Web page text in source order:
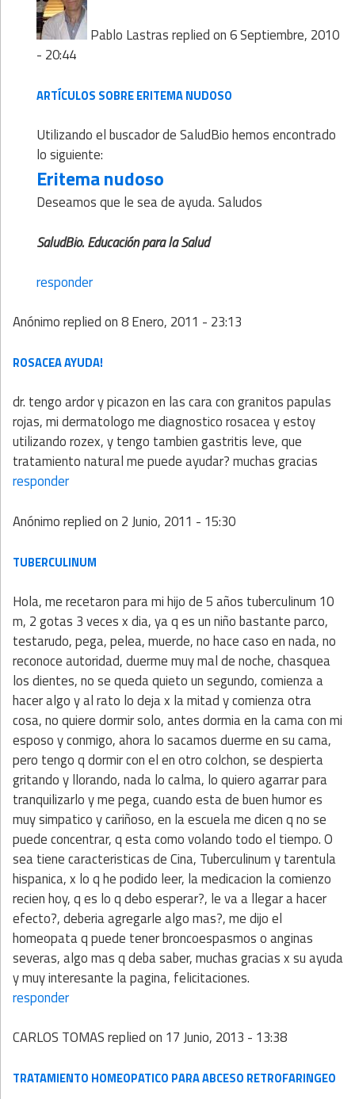
Pablo Lastrasreplied on6 Septiembre, 2010
- 20:44
ARTÍCULOS SOBRE ERITEMA NUDOSO
Utilizando el buscador de SaludBio hemos encontrado
lo siguiente:
Eritema nudoso
Deseamos que le sea de ayuda. Saludos
SaludBio. Educación para la Salud
responder
Anónimoreplied on8 Enero, 2011 - 23:13
ROSACEA AYUDA!
dr. tengo ardor y picazon en las cara con granitos papulas
rojas, mi dermatologo me diagnostico rosacea y estoy
utilizando rozex, y tengo tambien gastritis leve, que
tratamiento natural me puede ayudar? muchas gracias
responder
Anónimoreplied on 2 Junio, 2011 - 15:30
TUBERCULINUM
Hola, me recetaron para mi hijo de 5 años tuberculinum 10
m, 2 gotas 3 veces x dia, ya q es un niño bastante parco,
testarudo, pega, pelea, muerde, no hace caso en nada, no
reconoce autoridad, duerme muy mal de noche, chasquea
los dientes, no se queda quieto un segundo, comienza a
hacer algo y al rato lo deja x la mitad y comienza otra
cosa, no quiere dormir solo, antes dormia en la cama con mi
esposo y conmigo, ahora lo sacamos duerme en su cama,
pero tengo q dormir con el en otro colchon, se despierta
gritando y llorando, nada lo calma, lo quiero agarrar para
tranquilizarlo y me pega, cuando esta de buen humor es
muy simpatico y cariñoso, en la escuela me dicen q no se
puede concentrar, q esta como volando todo el tiempo. O
sea tiene caracteristicas de Cina, Tuberculinum y tarentula
hispanica, x lo q he podido leer, la medicacion la comienzo
recien hoy, q es lo q debo esperar?, le va a llegar a hacer
efecto?, deberia agregarle algo mas?, me dijo el
homeopata q puede tener broncoespasmos o anginas
severas, algo mas q deba saber, muchas gracias x su ayuda
y muy interesante la pagina, felicitaciones.
responder
CARLOS TOMASreplied on 17 Junio, 2013 - 13:38
TRATAMIENTO HOMEOPATICO PARA ABCESO RETROFARINGEO